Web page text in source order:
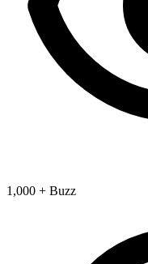
1,000 + Buzz